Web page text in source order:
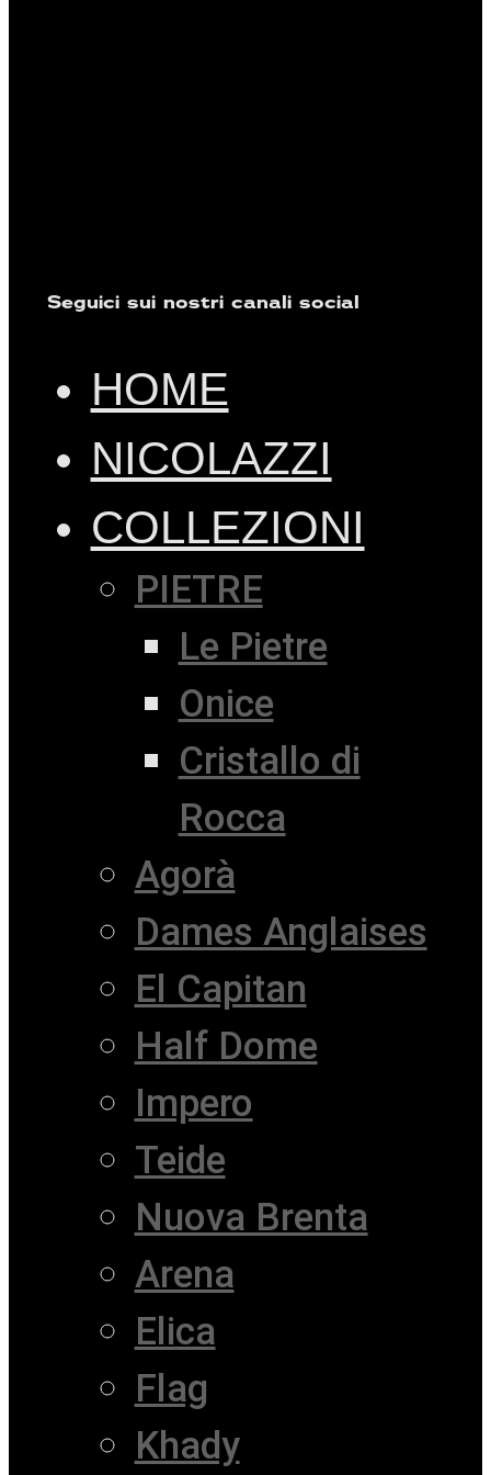
Seguici sui nostri canali social
HOME
NICOLAZZI
COLLEZIONI
PIETRE
Le Pietre
Onice
Cristallo di
Rocca
Agorà
Dames Anglaises
El Capitan
Half Dome
Impero
Teide
Nuova Brenta
Arena
Elica
Flag
Khady